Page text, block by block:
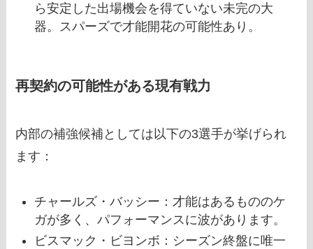
ら安定した出場機会を得ていない未完の大
器。スパーズで才能開花の可能性あり。
再契約の可能性がある現有戦力
内部の補強候補としては以下の3選手が挙げられ
ます：
チャールズ・バッシー：才能はあるもののケ
ガが多く、パフォーマンスに波があります。
ビスマック・ビヨンボ：シーズン終盤に唯一